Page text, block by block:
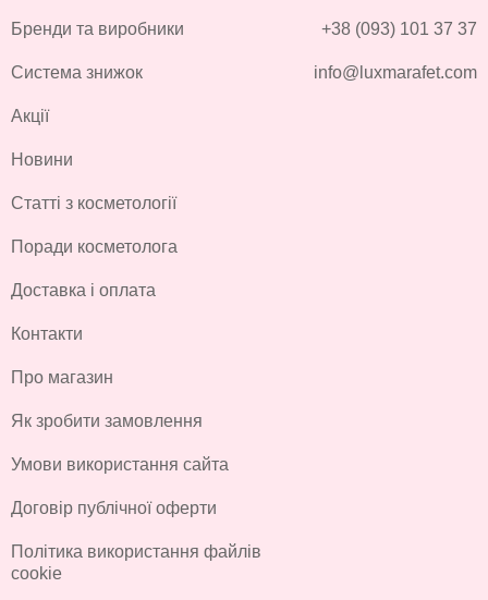
Бренди та виробники
Система знижок
Акції
Новини
Статті з косметології
Поради косметолога
Доставка і оплата
Контакти
Про магазин
Як зробити замовлення
Умови використання сайта
Договір публічної оферти
Політика використання файлів
cookie
+38 (093) 101 37 37
info@luxmarafet.com